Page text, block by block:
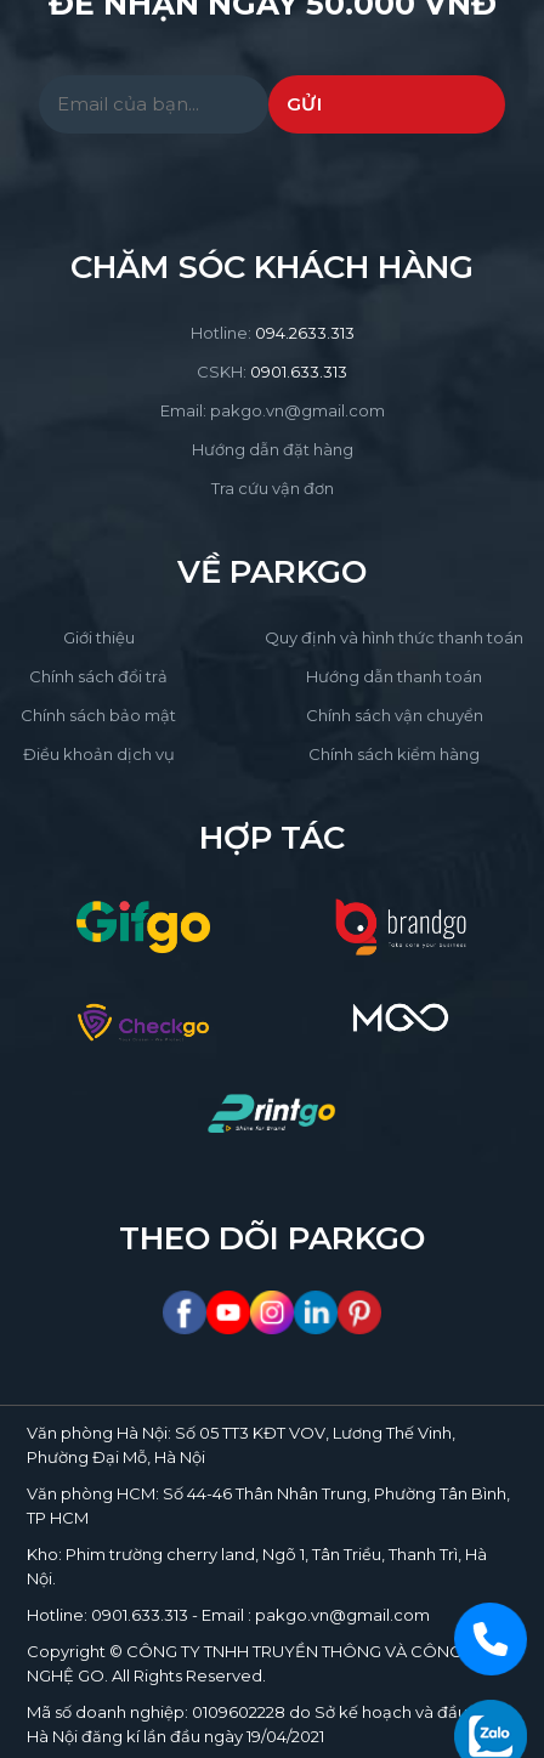
Please leave this field empty.
CHĂM SÓC KHÁCH HÀNG
Hotline: 094.2633.313
CSKH: 0901.633.313
Email: pakgo.vn@gmail.com
Hướng dẫn đặt hàng
Tra cứu vận đơn
VỀ PARKGO
Giới thiệu
Chính sách đổi trả
Chính sách bảo mật
Điều khoản dịch vụ
Quy định và hình thức thanh toán
Hướng dẫn thanh toán
Chính sách vận chuyển
Chính sách kiểm hàng
HỢP TÁC
THEO DÕI PARKGO
Văn phòng Hà Nội: Số 05 TT3 KĐT VOV, Lương Thế Vinh,
Phường Đại Mỗ, Hà Nội
Văn phòng HCM: Số 44-46 Thân Nhân Trung, Phường Tân Bình,
TP HCM
Kho: Phim trường cherry land, Ngõ 1, Tân Triều, Thanh Trì, Hà
Nội.
Hotline: 0901.633.313 - Email : pakgo.vn@gmail.com
Copyright © CÔNG TY TNHH TRUYỀN THÔNG VÀ CÔNG
NGHỆ GO . All Rights Reserved.
Mã số doanh nghiệp: 0109602228 do Sở kế hoạch và đầu tư TP.
Hà Nội đăng kí lần đầu ngày 19/04/2021